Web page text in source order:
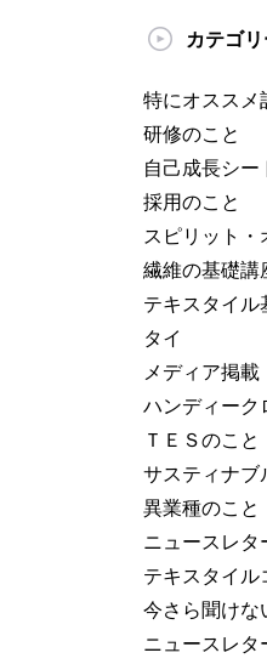
カテゴ
特にオススメ
研修のこと
自己成長シー
採用のこと
スピリット・
繊維の基礎講
テキスタイル
タイ
メディア掲載
ハンディーク
ＴＥＳのこと
サスティナブ
異業種のこと
ニュースレタ
テキスタイル
今さら聞けな
ニュースレタ